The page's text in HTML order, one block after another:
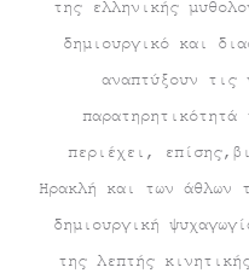
της ελληνικής
δημιουργικό και
αναπτύξουν τις
περιέχει,
Ηρακλή και των άθλων
δημιουργική
της λεπτής